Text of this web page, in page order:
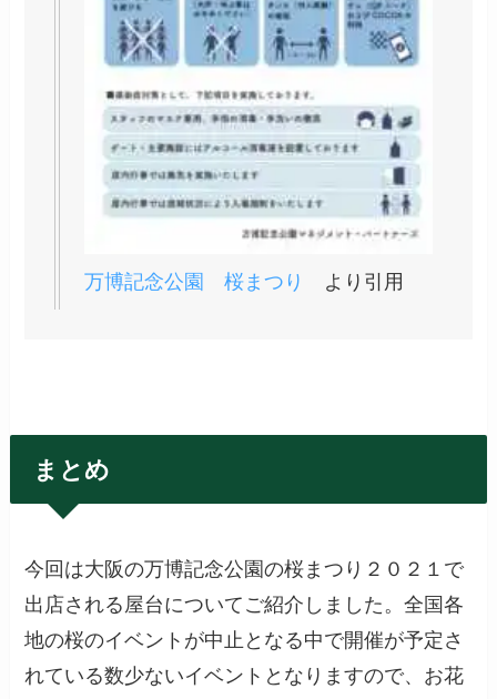
万博記念公園 桜まつり より引用
まとめ
今回は大阪の万博記念公園の桜まつり２０２１で
出店される屋台についてご紹介しました。全国各
地の桜のイベントが中止となる中で開催が予定さ
れている数少ないイベントとなりますので、お花